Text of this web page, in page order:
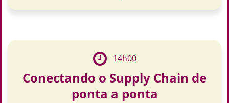
14h00
Conectando o Supply Chain de
ponta a ponta